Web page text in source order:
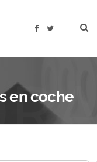
F
b
T
t
en coche